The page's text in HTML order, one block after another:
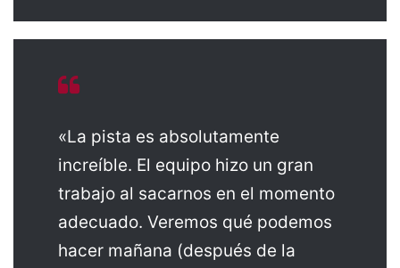
«La pista es absolutamente
increíble. El equipo hizo un gran
trabajo al sacarnos en el momento
adecuado. Veremos qué podemos
hacer mañana (después de la